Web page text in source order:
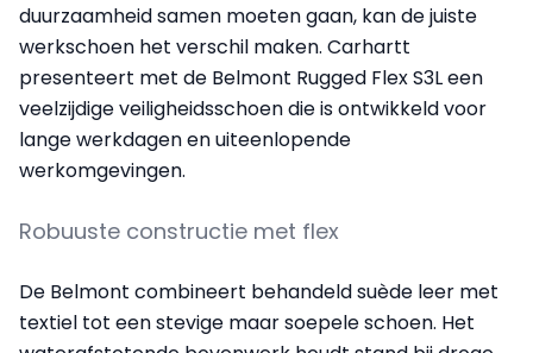
duurzaamheid samen moeten gaan, kan de juiste
werkschoen het verschil maken. Carhartt
presenteert met de Belmont Rugged Flex S3L een
veelzijdige veiligheidsschoen die is ontwikkeld voor
lange werkdagen en uiteenlopende
werkomgevingen.
Robuuste constructie met flex
De Belmont combineert behandeld suède leer met
textiel tot een stevige maar soepele schoen. Het